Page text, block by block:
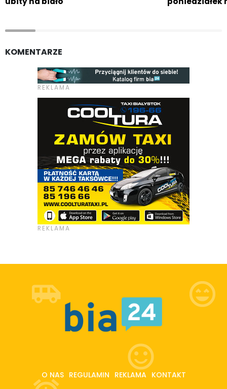
KOMENTARZE
O NAS REGULAMIN REKLAMA KONTAKT